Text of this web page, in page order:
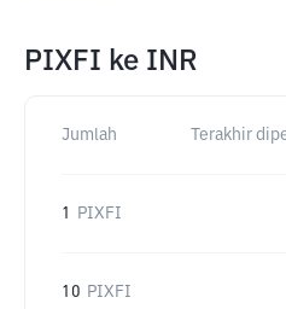
PIXFI ke INR
Jumlah Terakhir
1 PIXFI
10 PIXFI